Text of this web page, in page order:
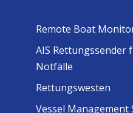
Remote Boat
AIS
Notfälle
Rettungswesten
Vessel Management